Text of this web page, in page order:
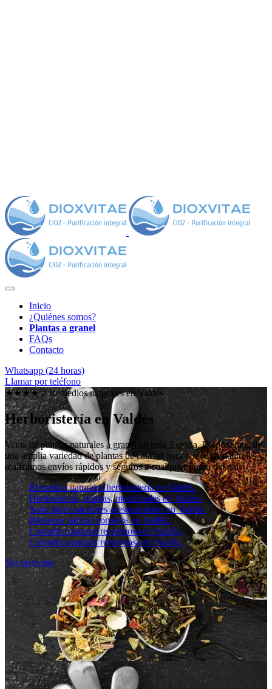
Inicio
¿Quiénes somos?
Plantas a granel
FAQs
Contacto
Whatsapp (24 horas)
Llamar por teléfono
★★★★✩ Remedios naturales en Valdés
Herboristería en Valdés
Venta de plantas naturalesa granel en toda España. Disponemos de
una amplia variedad de plantas de calidad para remedios naturales y
realizamos envíos rápidos y seguros a cualquier punto del país.
Remedios naturales herboristería en Valdés.
Herboristería, plantas, medicinales en Valdés.
Soluciones naturales asesoramiento en Valdés.
Bienestar natural consejos en Valdés.
Cosmética natural respetuosa en Valdés.
Cosmética natural respetuosa en Valdés.
Ver servicios